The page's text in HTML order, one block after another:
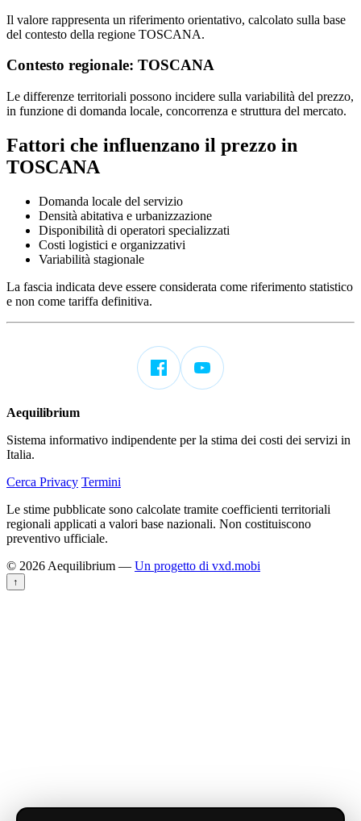
Il valore rappresenta un riferimento orientativo, calcolato sulla base
del contesto della regione TOSCANA.
Contesto regionale: TOSCANA
Le differenze territoriali possono incidere sulla variabilità del prezzo,
in funzione di domanda locale, concorrenza e struttura del mercato.
Fattori che influenzano il prezzo in
TOSCANA
Domanda locale del servizio
Densità abitativa e urbanizzazione
Disponibilità di operatori specializzati
Costi logistici e organizzativi
Variabilità stagionale
La fascia indicata deve essere considerata come riferimento statistico
e non come tariffa definitiva.
Aequilibrium
Sistema informativo indipendente per la stima dei costi dei servizi in
Italia.
Cerca Privacy Termini
Le stime pubblicate sono calcolate tramite coefficienti territoriali
regionali applicati a valori base nazionali. Non costituiscono
preventivo ufficiale.
© 2026 Aequilibrium — Un progetto di vxd.mobi
↑